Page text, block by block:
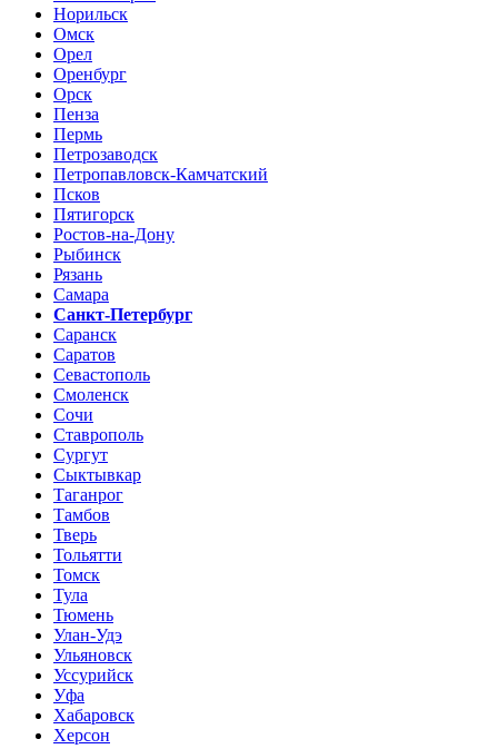
Норильск
Омск
Орел
Оренбург
Орск
Пенза
Пермь
Петрозаводск
Петропавловск-Камчатский
Псков
Пятигорск
Ростов-на-Дону
Рыбинск
Рязань
Самара
Санкт-Петербург
Саранск
Саратов
Севастополь
Смоленск
Сочи
Ставрополь
Сургут
Сыктывкар
Таганрог
Тамбов
Тверь
Тольятти
Томск
Тула
Тюмень
Улан-Удэ
Ульяновск
Уссурийск
Уфа
Хабаровск
Херсон